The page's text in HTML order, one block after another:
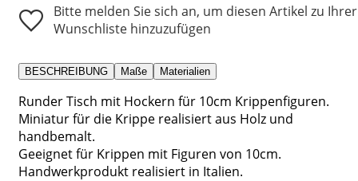
Bitte melden Sie sich an, um diesen Artikel zu Ihrer
Wunschliste hinzuzufügen
BESCHREIBUNG Maße Materialien
Runder Tisch mit Hockern für 10cm Krippenfiguren.
Miniatur für die Krippe realisiert aus Holz und
handbemalt.
Geeignet für Krippen mit Figuren von 10cm.
Handwerkprodukt realisiert in Italien.